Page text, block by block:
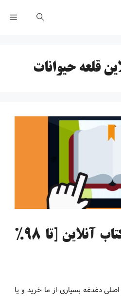
قلعه حیوانات
خرید و دانلود کتاب آنلاین [تا 98%
زبان اصلی دغدغه بسیاری از ما خرید و یا